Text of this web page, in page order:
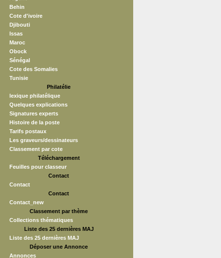
Behin
Cote d'ivoire
Djibouti
Issas
Maroc
Obock
Sénégal
Cote des Somalies
Tunisie
Philatélie
lexique philatélique
Quelques explications
Signatures experts
Histoire de la poste
Tarifs postaux
Les graveurs/dessinateurs
Classement par cote
Téléchargement
Feuilles pour classeur
Contact
Contact
Contact
Contact_new
Classement par thème
Collections thématiques
Liste des 25 dernières MAJ
Liste des 25 dernières MAJ
Déposer une Annonce
Annonces